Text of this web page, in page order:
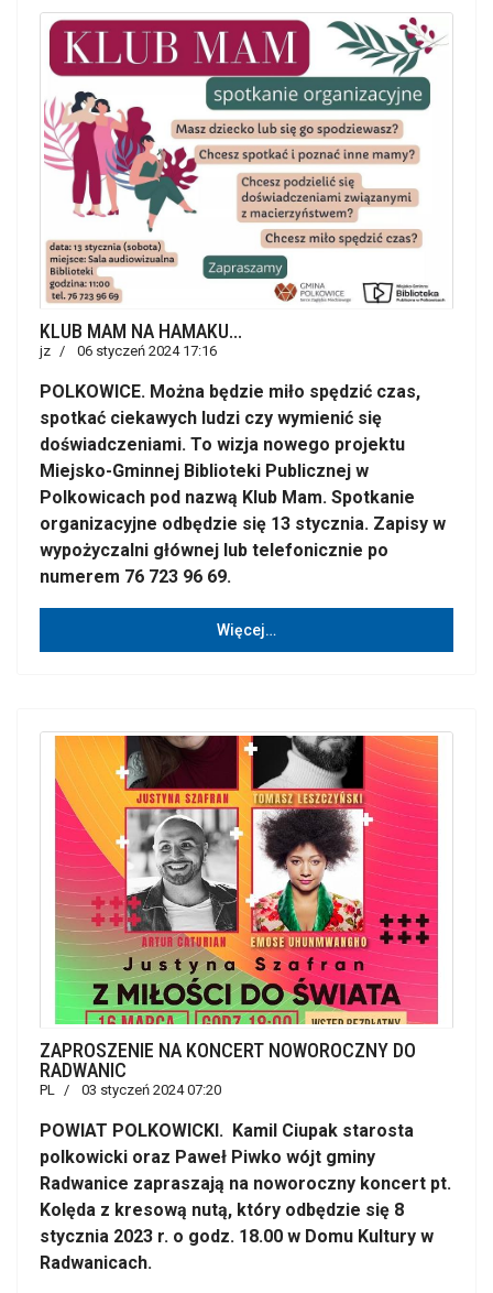
KLUB MAM NA HAMAKU...
jz 06 styczeń 2024 17:16
POLKOWICE. Można będzie miło spędzić czas,
spotkać ciekawych ludzi czy wymienić się
doświadczeniami. To wizja nowego projektu
Miejsko-Gminnej Biblioteki Publicznej w
Polkowicach pod nazwą Klub Mam. Spotkanie
organizacyjne odbędzie się 13 stycznia. Zapisy w
wypożyczalni głównej lub telefonicznie po
numerem 76 723 96 69.
Więcej…
ZAPROSZENIE NA KONCERT NOWOROCZNY DO
RADWANIC
PL 03 styczeń 2024 07:20
POWIAT POLKOWICKI. Kamil Ciupak starosta
polkowicki oraz Paweł Piwko wójt gminy
Radwanice zapraszają na noworoczny koncert pt.
Kolęda z kresową nutą, który odbędzie się 8
stycznia 2023 r. o godz. 18.00 w Domu Kultury w
Radwanicach.